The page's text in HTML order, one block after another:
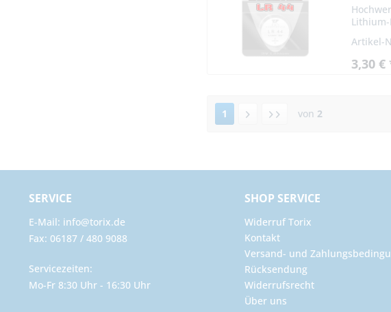
Artikel-
3,30 €
1 von 2
SERVICE
E-Mail: info@torix.de
Fax: 06187 / 480 9088
Servicezeiten:
Mo-Fr 8:30 Uhr - 16:30 Uhr
SHOP SERVICE
Widerruf Torix
Kontakt
Versand- und
Rücksendung
Widerrufsrecht
Über uns